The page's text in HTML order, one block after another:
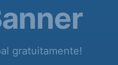
gratuitamente!